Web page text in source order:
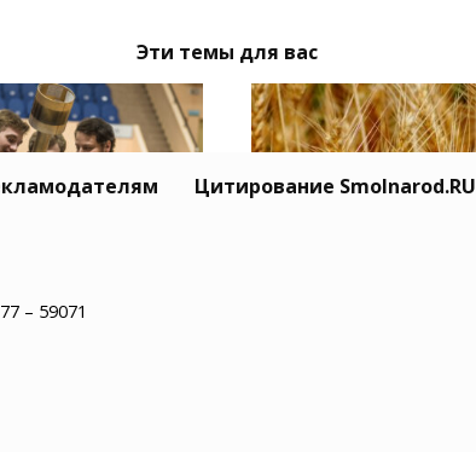
Эти темы для вас
Цитирование Smolnarod.RU
– 59071